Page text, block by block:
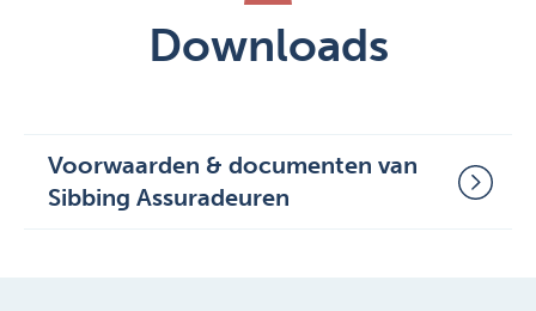
Downloads
Voorwaarden & documenten van
Sibbing Assuradeuren